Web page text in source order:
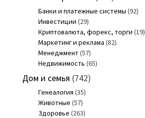
Банки и платежные системы (92)
Инвестиции (29)
Криптовалюта, форекс, торги (19)
Маркетинг и реклама (82)
Менеджмент(57)
Недвижимость (65)
Дом и семья (742)
Генеалогия (35)
Животные (57)
Здоровье (263)